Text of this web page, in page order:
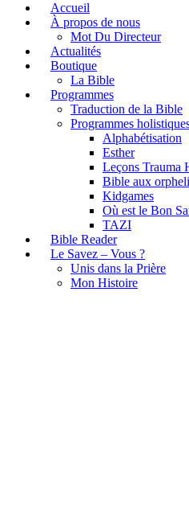
Accueil
À propos de nous
Mot Du Directeur
Actualités
Boutique
La Bible
Programmes
Traduction de la Bible
Programmes
Alphabétisation
Esther
Leçons Trauma
Bible aux
Kidgames
Où est le Bon
TAZI
Bible Reader
Le Savez – Vous ?
Unis dans la Prière
Mon Histoire